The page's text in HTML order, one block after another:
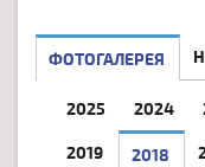
ФОТОГАЛЕРЕЯ
2025 2024
2019 2018